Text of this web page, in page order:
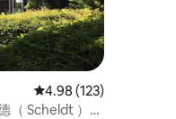
评价平均评分 4.98 分（满
4.98 (123)
（ Scheldt ）绿